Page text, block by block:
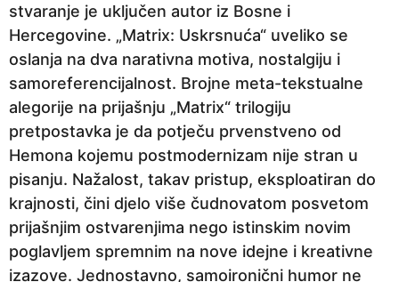
stvaranje je uključen autor iz Bosne i
Hercegovine. „Matrix: Uskrsnuća“ uveliko se
oslanja na dva narativna motiva, nostalgiju i
samoreferencijalnost. Brojne meta-tekstualne
alegorije na prijašnju „Matrix“ trilogiju
pretpostavka je da potječu prvenstveno od
Hemona kojemu postmodernizam nije stran u
pisanju. Nažalost, takav pristup, eksploatiran do
krajnosti, čini djelo više čudnovatom posvetom
prijašnjim ostvarenjima nego istinskim novim
poglavljem spremnim na nove idejne i kreativne
izazove. Jednostavno, samoironični humor ne